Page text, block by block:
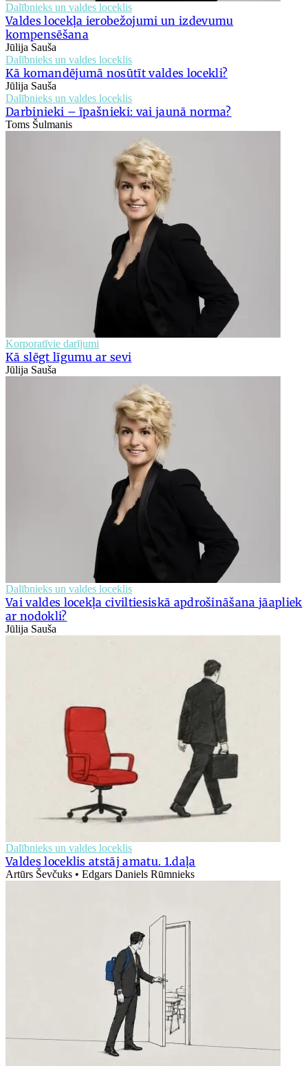
Dalībnieks un valdes loceklis
Valdes locekļa ierobežojumi un izdevumu
kompensēšana
Jūlija Sauša
Dalībnieks un valdes loceklis
Kā komandējumā nosūtīt valdes locekli?
Jūlija Sauša
Dalībnieks un valdes loceklis
Darbinieki – īpašnieki: vai jaunā norma?
Toms Šulmanis
Korporatīvie darījumi
Kā slēgt līgumu ar sevi
Jūlija Sauša
Dalībnieks un valdes loceklis
Vai valdes locekļa civiltiesiskā apdrošināšana jāapliek
ar nodokli?
Jūlija Sauša
Dalībnieks un valdes loceklis
Valdes loceklis atstāj amatu. 1.daļa
Artūrs Ševčuks • Edgars Daniels Rūmnieks